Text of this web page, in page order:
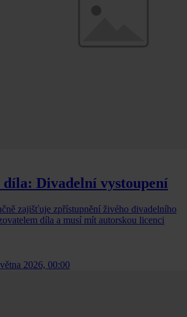
díla: Divadelní vystoupení
zajišťuje zpřístupnění živého divadelního
díla a musí mít autorskou licenci
2026, 00:00